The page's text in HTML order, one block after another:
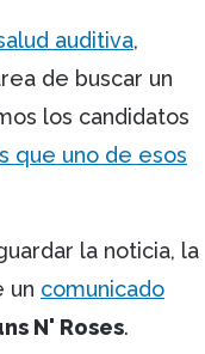
auditiva,
de buscar un
los candidatos
que uno de esos
la noticia, la
un comunicado
N' Roses.